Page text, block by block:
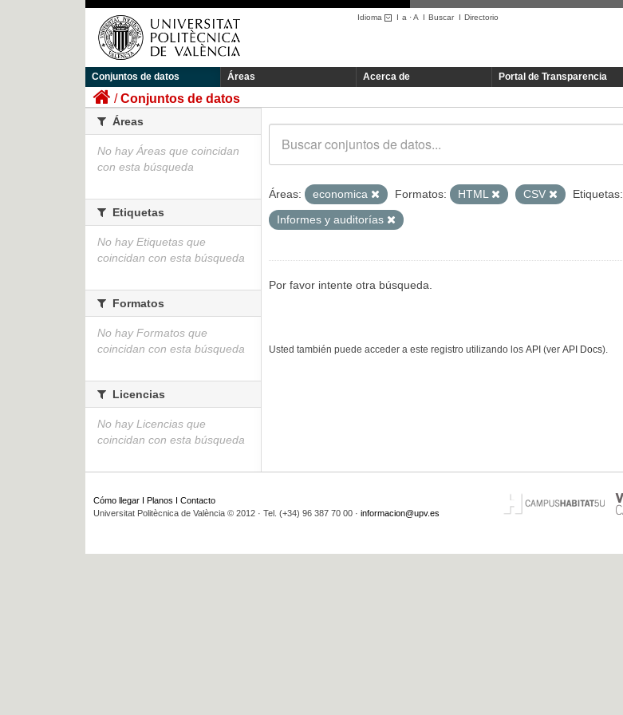
Idioma I a ·A I BuscarI Directorio
Conjuntos de datos Áreas Acerca de Portal de Transparencia
Conjuntos de datos
Áreas: economica Formatos: HTML CSV
Etiquetas:
Informes y auditorías
Por favor intente otra búsqueda.
Usted también puede acceder a este registro utilizando los API (ver API Docs).
Áreas
No hay Áreas que coincidan
con esta búsqueda
Etiquetas
No hay Etiquetas que
coincidan con esta búsqueda
Formatos
No hay Formatos que
coincidan con esta búsqueda
Licencias
No hay Licencias que
coincidan con esta búsqueda
Cómo llegar Planos
Contacto
Universitat Politècnica de València © 2012 · Tel. (+34) 96 387 70 00 · informacion@upv.es